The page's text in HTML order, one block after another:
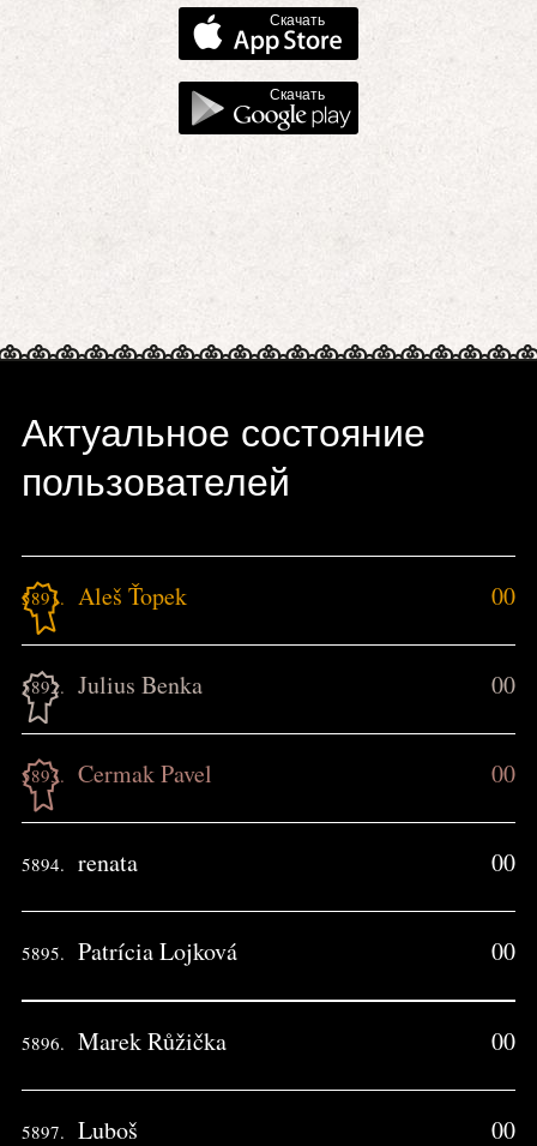
Скачать
Скачать
Актуальное состояние
пользователей
5891. Aleš Ťopek 00
5892. Julius Benka 00
5893. Cermak Pavel 00
5894. renata 00
5895. Patrícia Lojková 00
5896. Marek Růžička 00
5897. Luboš 00